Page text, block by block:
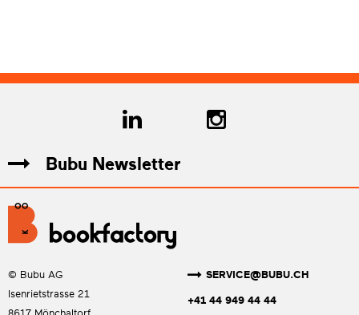
Bubu Newsletter
© Bubu AG
Isenrietstrasse 21
SERVICE@BUBU.CH
+41 44 949 44 44